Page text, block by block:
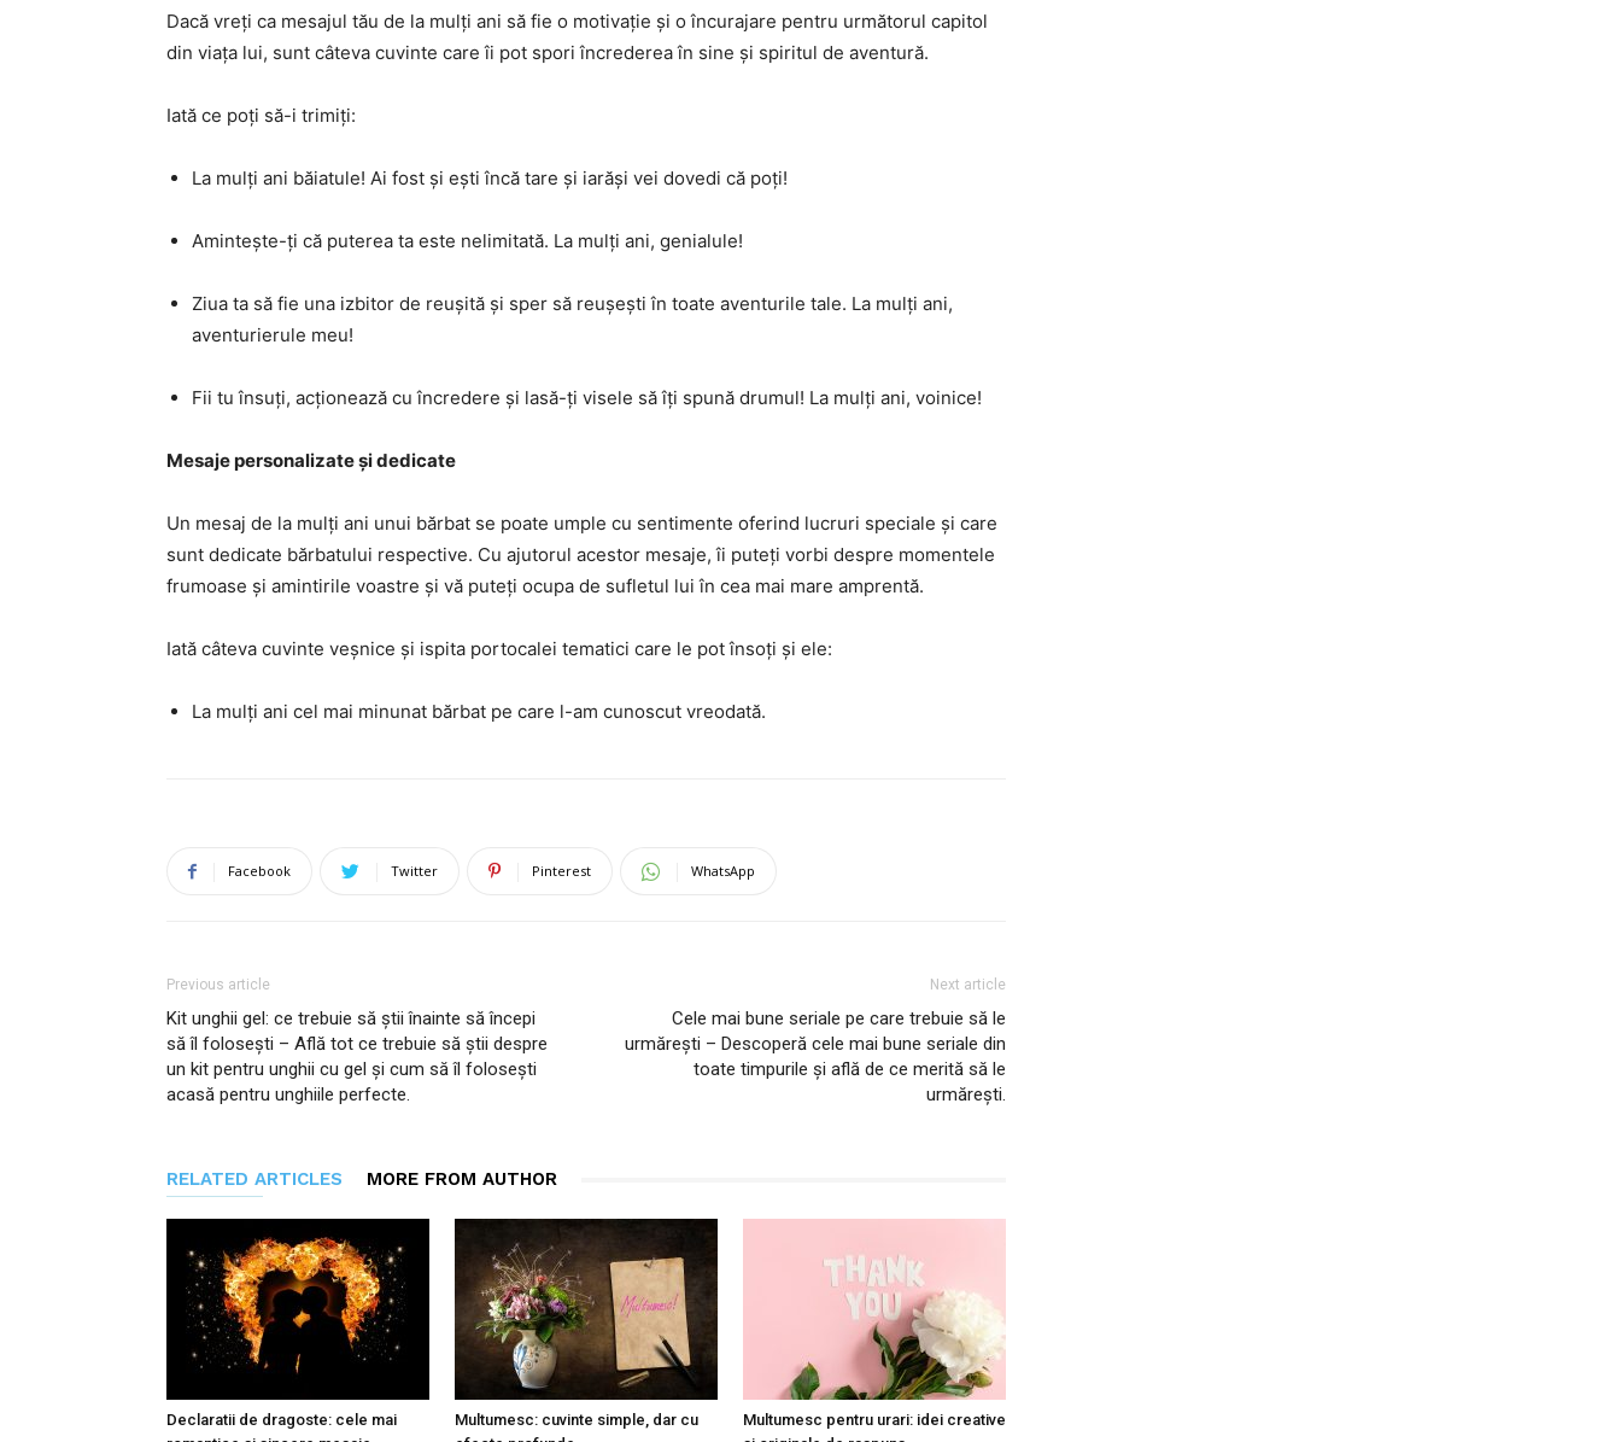
Dacă vreți ca mesajul tău de la mulți ani să fie o motivație și o încurajare pentru următorul capitol
din viața lui, sunt câteva cuvinte care îi pot spori încrederea în sine și spiritul de aventură.
Iată ce poți să-i trimiți:
La mulți ani băiatule! Ai fost și ești încă tare și iarăși vei dovedi că poți!
Amintește-ți că puterea ta este nelimitată. La mulți ani, genialule!
Ziua ta să fie una izbitor de reușită și sper să reușești în toate aventurile tale. La mulți ani,
aventurierule meu!
Fii tu însuți, acționează cu încredere și lasă-ți visele să îți spună drumul! La mulți ani, voinice!
Mesaje personalizate și dedicate
Un mesaj de la mulți ani unui bărbat se poate umple cu sentimente oferind lucruri speciale și care
sunt dedicate bărbatului respective. Cu ajutorul acestor mesaje, îi puteți vorbi despre momentele
frumoase și amintirile voastre și vă puteți ocupa de sufletul lui în cea mai mare amprentă.
Iată câteva cuvinte veșnice și ispita portocalei tematici care le pot însoți și ele:
La mulți ani cel mai minunat bărbat pe care l-am cunoscut vreodată.
Facebook Twitter Pinterest WhatsApp
Previous article
Kit unghii gel: ce trebuie să știi înainte să începi
să îl folosești – Află tot ce trebuie să știi despre
un kit pentru unghii cu gel și cum să îl folosești
acasă pentru unghiile perfecte.
Next article
Cele mai bune seriale pe care trebuie să le
urmărești – Descoperă cele mai bune seriale din
toate timpurile și află de ce merită să le
urmărești.
RELATED ARTICLES MORE FROM AUTHOR
Declaratii de dragoste: cele mai
Multumesc: cuvinte simple, dar cu
Multumesc pentru urari: idei creative